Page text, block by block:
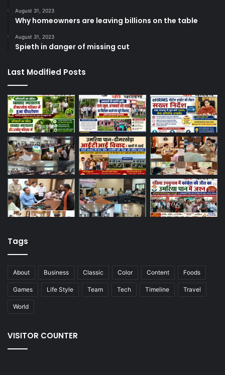
August 31, 2023
Why homeowners are leaving billions on the table
August 31, 2023
Spieth in danger of missing cut
Last Modified Posts
Tags
About Business Classic Color Content Foods
Games Life Style Team Tech Timeline Travel
World
VISITOR COUNTER